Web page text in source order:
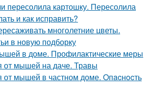
пересолила картошку. Пересолила
и как исправить?
многолетние цветы.
в новую подборку
в доме. Профилактические меры
от мышей на даче. Травы
от мышей в частном доме. Oпacнocть